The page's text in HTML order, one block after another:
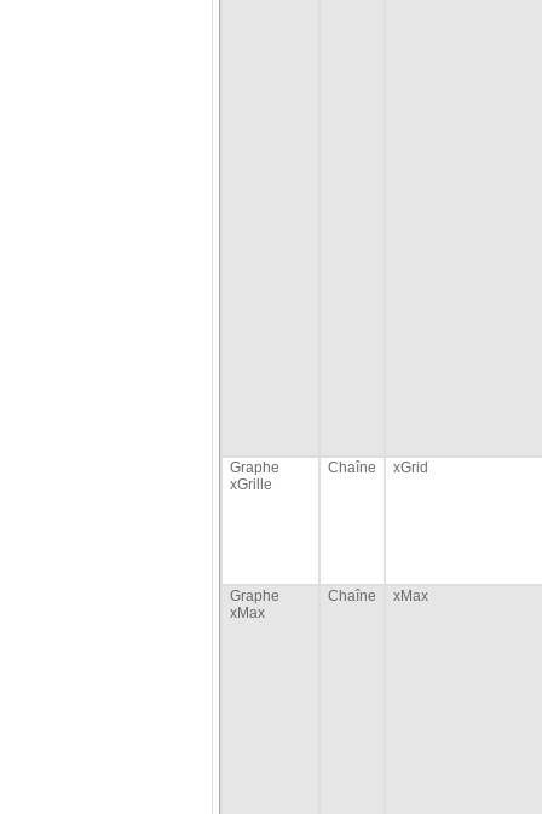
Graphe
xGrille
Chaîne xGrid
Graphe
xMax
Chaîne xMax